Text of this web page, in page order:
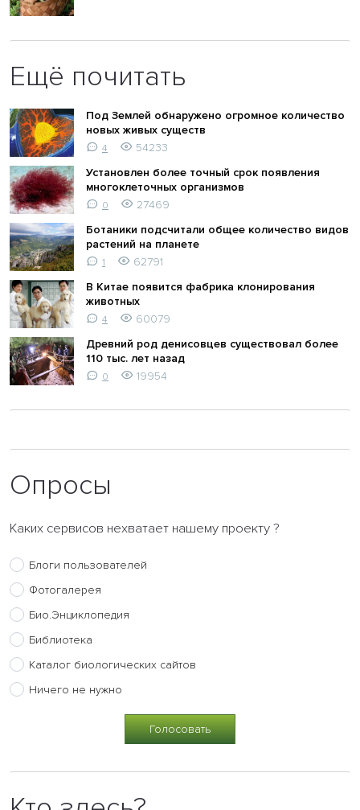
Ещё почитать
Под Землей обнаружено огромное количество
новых живых существ
4
54233
Установлен более точный срок появления
многоклеточных организмов
0
27469
Ботаники подсчитали общее количество видов
растений на планете
1
62791
В Китае появится фабрика клонирования
животных
4
60079
Древний род денисовцев существовал более
110 тыс. лет назад
0 19954
Опросы
Каких сервисов нехватает нашему проекту ?
Блоги пользователей
Фотогалерея
Био.Энциклопедия
Библиотека
Каталог биологических сайтов
Ничего не нужно